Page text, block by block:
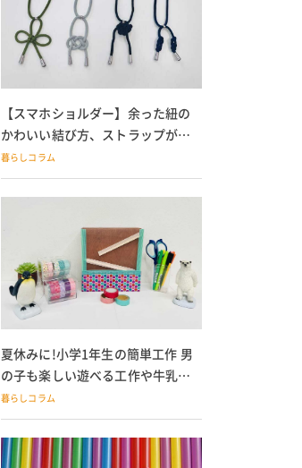
【スマホショルダー】余った紐の
かわいい結び方、ストラップが落
ちる人必見
暮らしコラム
夏休みに!小学1年生の簡単工作 男
の子も楽しい遊べる工作や牛乳パ
ック貯金箱も
暮らしコラム